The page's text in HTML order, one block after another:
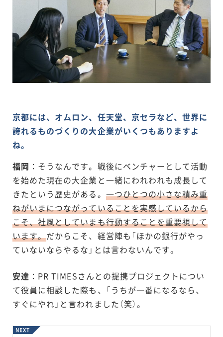
京都には、オムロン、任天堂、京セラなど、世界に
誇れるものづくりの大企業がいくつもありますよ
ね。
福岡 ：そうなんです。戦後にベンチャーとして活動
を始めた現在の大企業と一緒にわれわれも成長して
きたという歴史がある。 一つひとつの小さな積み重
ねがいまにつながっていることを実感しているから
こそ、社風としていまも行動することを重要視して
います。だからこそ、経営陣も「ほかの銀行がやっ
ていないならやるな」とは言わないんです。
安達 ：PR TIMESさんとの提携プロジェクトについ
て役員に相談した際も、「うちが一番になるなら、
すぐにやれ」と言われました（笑）。
NEXT